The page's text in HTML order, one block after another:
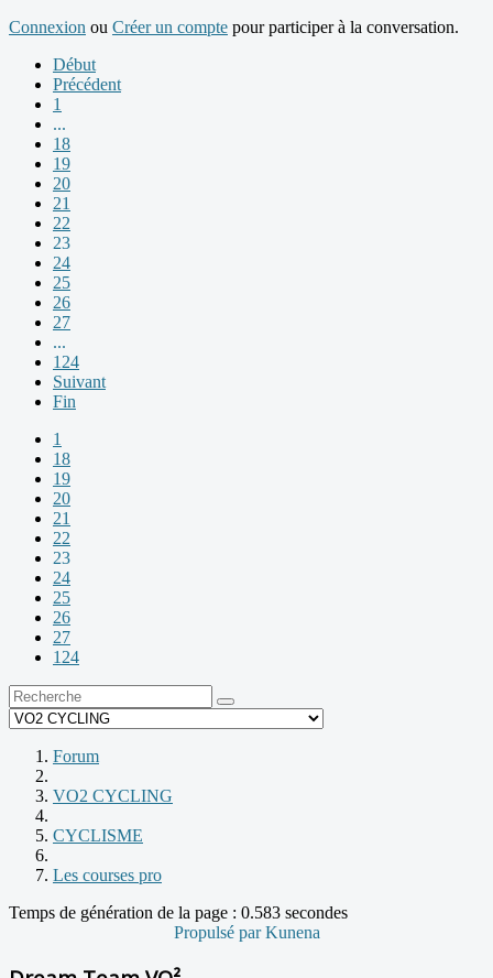
Connexion ou Créer un compte pour participer à la conversation.
Début
Précédent
1
...
18
19
20
21
22
23
24
25
26
27
...
124
Suivant
Fin
1
18
19
20
21
22
23
24
25
26
27
124
Forum
VO2 CYCLING
CYCLISME
Les courses pro
Temps de génération de la page : 0.583 secondes
Propulsé parKunena